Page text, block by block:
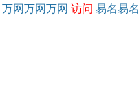
万网万网万网 访问 易名易名